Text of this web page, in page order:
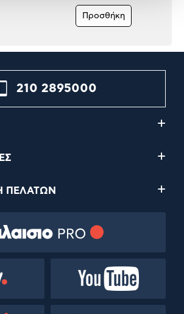
Προσθήκη
210 2895000
ΠΕΛΑΤΩΝ